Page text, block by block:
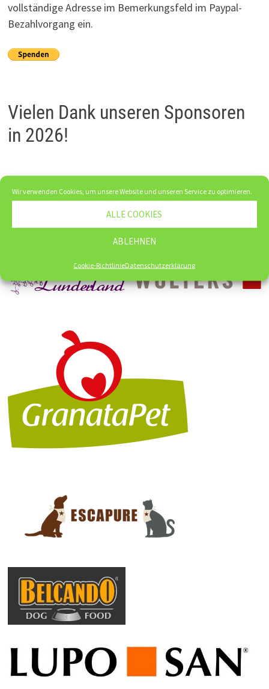
Wir verwenden Cookies, um unsere Website und unseren Service zu optimieren.
ALLE COOKIES
ABLEHNEN
Cookie-RichtlinieDatenschutzerklärung
vollständige Adresse im Bemerkungsfeld im Paypal-
Bezahlvorgang ein.
Vielen Dank unseren Sponsoren
in 2026!